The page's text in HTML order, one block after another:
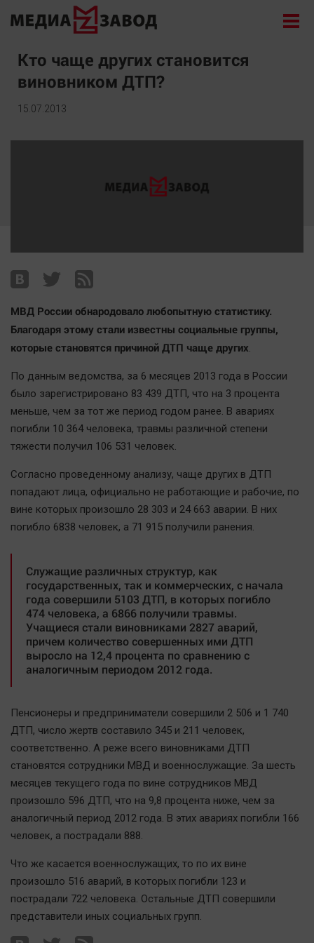
Новости
Экономика
Происшествия
Поиск
Наша победа
Общество
Экономика
Происшествия
Здоровье
Культура
Курилка
Мнения
Спорт
Технологии
Отраслевые темы
Hедвижимость
Образование
Автомобили
XX век: криминальные уроки
Новости компаний
Прогулки по городу Ч
Спецпроект
Статистика
Другие рубрики
Bookworms
Кто чаще других становится
виновником ДТП?
15.07.2013
МВД России обнародовало любопытную статистику.
Благодаря этому стали известны социальные группы,
которые становятся причиной ДТП чаще других.
По данным ведомства, за 6 месяцев 2013 года в России
было зарегистрировано 83 439 ДТП, что на 3 процента
меньше, чем за тот же период годом ранее. В авариях
погибли 10 364 человека, травмы различной степени
тяжести получил 106 531 человек.
Согласно проведенному анализу, чаще других в ДТП
попадают лица, официально не работающие и рабочие, по
вине которых произошло 28 303 и 24 663 аварии. В них
погибло 6838 человек, а 71 915 получили ранения.
Служащие различных структур, как
государственных, так и коммерческих, с начала
года совершили 5103 ДТП, в которых погибло
474 человека, а 6866 получили травмы.
Учащиеся стали виновниками 2827 аварий,
причем количество совершенных ими ДТП
выросло на 12,4 процента по сравнению с
аналогичным периодом 2012 года.
Пенсионеры и предприниматели совершили 2 506 и 1 740
ДТП, число жертв составило 345 и 211 человек,
соответственно. А реже всего виновниками ДТП
становятся сотрудники МВД и военнослужащие. За шесть
месяцев текущего года по вине сотрудников МВД
произошло 596 ДТП, что на 9,8 процента ниже, чем за
аналогичный период 2012 года. В этих авариях погибли 166
человек, а пострадали 888.
Что же касается военнослужащих, то по их вине
произошло 516 аварий, в которых погибли 123 и
пострадали 722 человека. Остальные ДТП совершили
представители иных социальных групп.